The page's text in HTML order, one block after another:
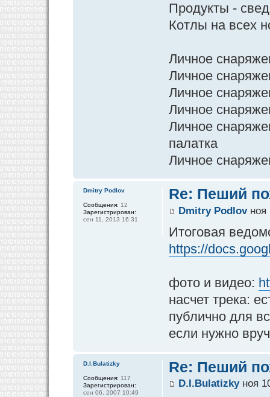
Продукты -
Котлы на всех
Личное
Личное
Личное
Личное
Личное
палатка
Личное
Re: Пеший
Dmitry Podlovноя
Итоговая
https://
фото и видео:
насчет трека:
публично для
если нужно
Dmitry Podlov
Сообщения: 12
Зарегистрирован:
сен 11, 2013 16:31
Re: Пеший
D.I.Bulatizkyноя
D.I.Bulatizky
Сообщения: 117
Зарегистрирован:
сен 06, 2007 10:49